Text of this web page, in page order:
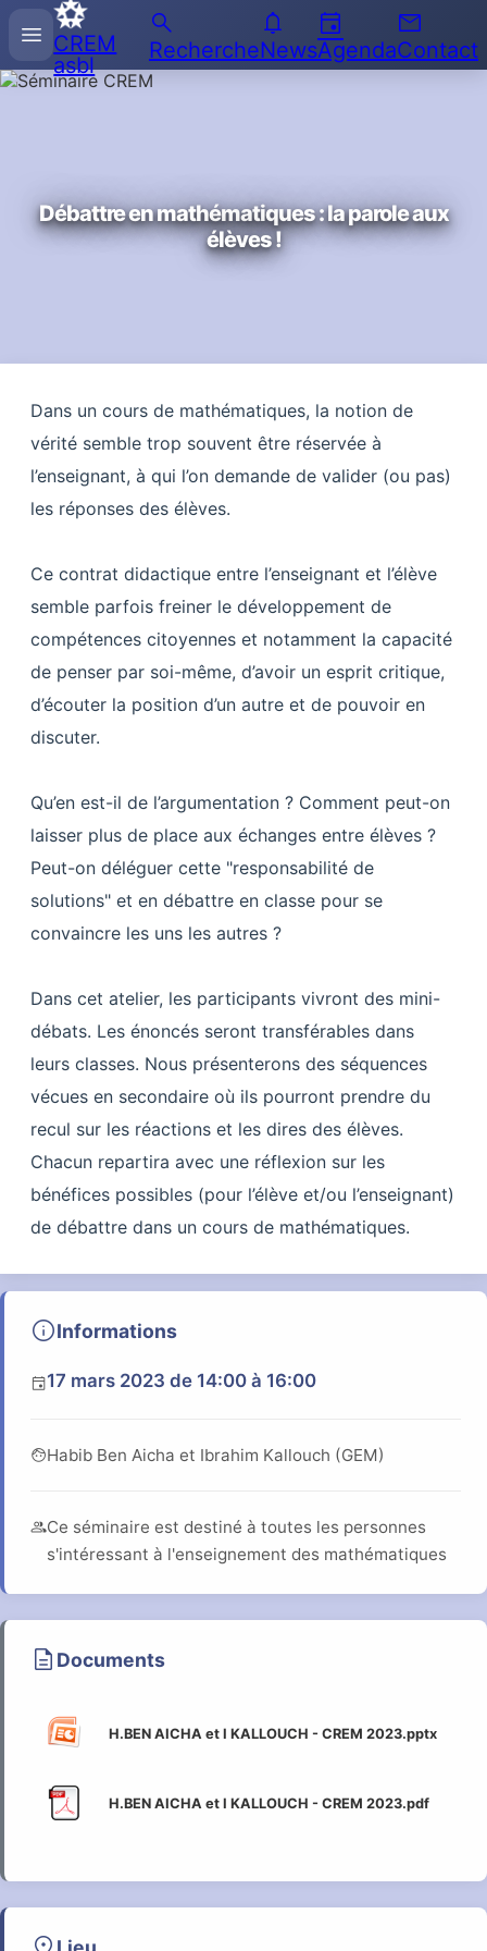
menu CREM
asbl
search
Recherche
notifications
News
event
Agenda
email
Contact
Débattre en mathématiques : la parole aux
élèves !
Dans un cours de mathématiques, la notion de
vérité semble trop souvent être réservée à
l’enseignant, à qui l’on demande de valider (ou pas)
les réponses des élèves.
Ce contrat didactique entre l’enseignant et l’élève
semble parfois freiner le développement de
compétences citoyennes et notamment la capacité
de penser par soi-même, d’avoir un esprit critique,
d’écouter la position d’un autre et de pouvoir en
discuter.
Qu’en est-il de l’argumentation ? Comment peut-on
laisser plus de place aux échanges entre élèves ?
Peut-on déléguer cette "responsabilité de
solutions" et en débattre en classe pour se
convaincre les uns les autres ?
Dans cet atelier, les participants vivront des mini-
débats. Les énoncés seront transférables dans
leurs classes. Nous présenterons des séquences
vécues en secondaire où ils pourront prendre du
recul sur les réactions et les dires des élèves.
Chacun repartira avec une réflexion sur les
bénéfices possibles (pour l’élève et/ou l’enseignant)
de débattre dans un cours de mathématiques.
infoInformations
event17 mars 2023 de 14:00 à 16:00
faceHabib Ben Aicha et Ibrahim Kallouch (GEM)
groupCe séminaire est destiné à toutes les personnes
s'intéressant à l'enseignement des mathématiques
description Documents
H.BEN AICHA et I KALLOUCH - CREM 2023.pptx
H.BEN AICHA et I KALLOUCH - CREM 2023.pdf